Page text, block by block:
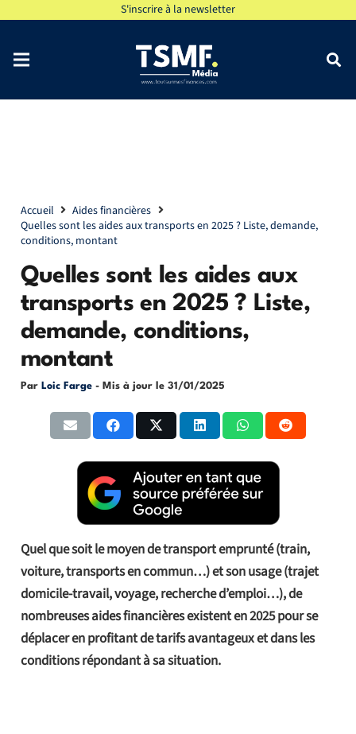
S'inscrire à la newsletter
Accueil
Aides financières
Quelles sont les aides aux transports en 2025 ? Liste, demande,
conditions, montant
Quelles sont les aides aux
transports en 2025 ? Liste,
demande, conditions,
montant
Par Loic Farge - Mis à jour le 31/01/2025
Quel que soit le moyen de transport emprunté (train,
voiture, transports en commun…) et son usage (trajet
domicile-travail, voyage, recherche d’emploi…), de
nombreuses aides financières existent en 2025 pour se
déplacer en profitant de tarifs avantageux et dans les
conditions répondant à sa situation.